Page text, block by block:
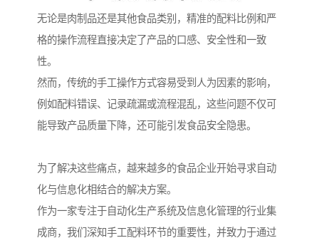
无论是肉制品还是其他食品类别，精准的配料比例和严
格的操作流程直接决定了产品的口感、安全性和一致
性。
然而，传统的手工操作方式容易受到人为因素的影响，
例如配料错误、记录疏漏或流程混乱，这些问题不仅可
能导致产品质量下降，还可能引发食品安全隐患。
为了解决这些痛点，越来越多的食品企业开始寻求自动
化与信息化相结合的解决方案。
作为一家专注于自动化生产系统及信息化管理的行业集
成商，我们深知手工配料环节的重要性，并致力于通过